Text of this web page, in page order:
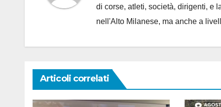
di corse, atleti, società, dirigenti, e
nell'Alto Milanese, ma anche a
Articoli correlati